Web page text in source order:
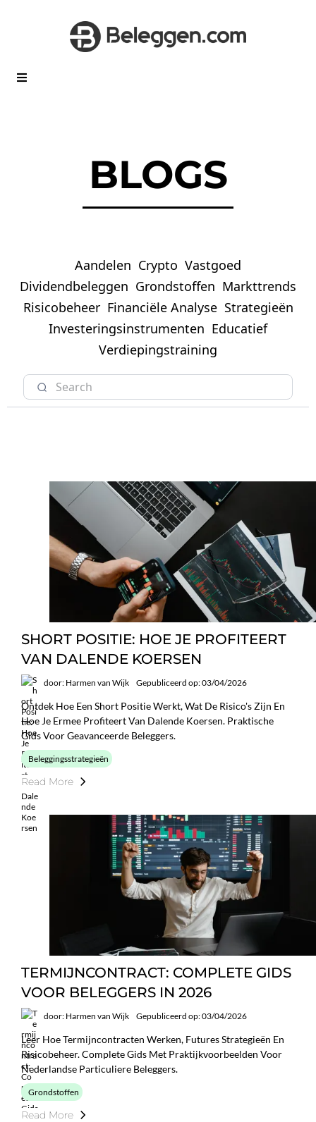
BLOGS
Aandelen Crypto Vastgoed
Dividendbeleggen Grondstoffen Markttrends
Risicobeheer Financiële Analyse Strategieën
Investeringsinstrumenten Educatief
Verdiepingstraining
SHORT POSITIE: HOE JE PROFITEERT
VAN DALENDE KOERSEN
door: Harmen van Wijk Gepubliceerd op: 03/04/2026
Ontdek Hoe Een Short Positie Werkt, Wat De Risico's Zijn En
Hoe Je Ermee Profiteert Van Dalende Koersen. Praktische
Gids Voor Geavanceerde Beleggers.
Beleggingsstrategieën
Read More
TERMIJNCONTRACT: COMPLETE GIDS
VOOR BELEGGERS IN 2026
door: Harmen van Wijk Gepubliceerd op: 03/04/2026
Leer Hoe Termijncontracten Werken, Futures Strategieën En
Risicobeheer. Complete Gids Met Praktijkvoorbeelden Voor
Nederlandse Particuliere Beleggers.
Grondstoffen
Read More